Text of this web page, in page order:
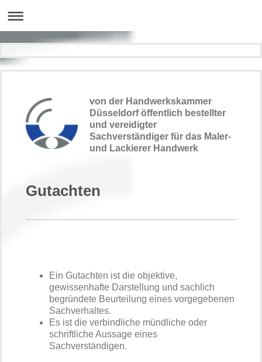
von der Handwerkskammer
Düsseldorf öffentlich bestellter
und vereidigter
Sachverständiger für das Maler-
und Lackierer Handwerk
Gutachten
Ein Gutachten ist die objektive,
gewissenhafte Darstellung und sachlich
begründete Beurteilung eines vorgegebenen
Sachverhaltes.
Es ist die verbindliche mündliche oder
schriftliche Aussage eines
Sachverständigen.